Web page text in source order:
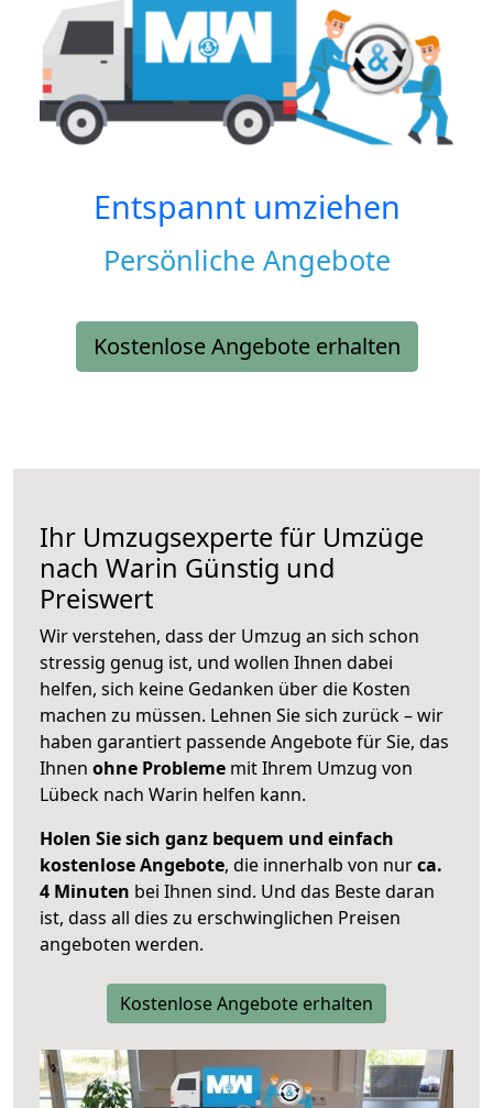
Entspannt umziehen
Persönliche Angebote
Kostenlose Angebote erhalten
Ihr Umzugsexperte für Umzüge
nach Warin Günstig und
Preiswert
Wir verstehen, dass der Umzug an sich schon
stressig genug ist, und wollen Ihnen dabei
helfen, sich keine Gedanken über die Kosten
machen zu müssen. Lehnen Sie sich zurück – wir
haben garantiert passende Angebote für Sie, das
Ihnen ohne Probleme mit Ihrem Umzug von
Lübeck nach Warin helfen kann.
Holen Sie sich ganz bequem und einfach
kostenlose Angebote, die innerhalb von nurca.
4 Minuten bei Ihnen sind. Und das Beste daran
ist, dass all dies zu erschwinglichen Preisen
angeboten werden.
Kostenlose Angebote erhalten